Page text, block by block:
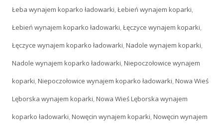
Łeba wynajem koparko ładowarki,Łebień wynajem koparki,
Łebień wynajem koparko ładowarki,Łęczyce wynajem koparki,
Łęczyce wynajem koparko ładowarki,Nadole wynajem koparki,
Nadole wynajem koparko ładowarki,Niepoczołowice wynajem
koparki,Niepoczołowice wynajem koparko ładowarki,Nowa Wieś
Lęborska wynajem koparki,Nowa Wieś Lęborska wynajem
koparko ładowarki,Nowęcin wynajem koparki,Nowęcin wynajem